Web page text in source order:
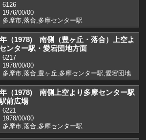
6126
1976/00/00
多摩市,落合,多摩センター駅
（1978) 南側（豊ヶ丘・落合）上空よ
ンター駅・愛宕団地方面
6217
1978/00/00
多摩市,落合,豊ヶ丘,多摩センター駅,愛宕団地
（1978) 南側上空より多摩センター駅
前広場
6221
1978/00/00
多摩市,落合,多摩センター駅